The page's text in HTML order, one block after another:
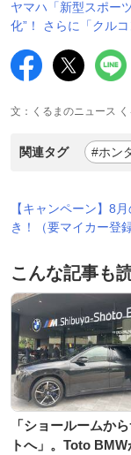
ヤマハ「新型スポー
化”！ さらに「クル
文：くるまのニュース
関連タグ #ホン
【キャンペーン】8
き！（要マイカー登
こんな記事も
「ショールームか
トへ」。Toto